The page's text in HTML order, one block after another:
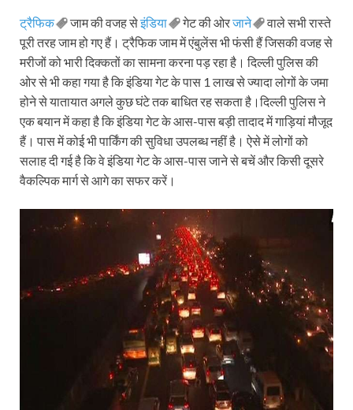
ट्रैफिक जाम की वजह सेइंडिया गेट की ओरजाने
वाले सभी रास्ते
पूरी तरह जाम हो गए हैं। ट्रैफिक जाम में एंबुलेंस भी फंसी हैं जिसकी वजह से
मरीजों को भारी दिक्कतों का सामना करना पड़ रहा है। दिल्ली पुलिस की
ओर से भी कहा गया है कि इंडिया गेट के पास 1 लाख से ज्यादा लोगों के जमा
होने से यातायात अगले कुछ घंटे तक बाधित रह सकता है।दिल्ली पुलिस ने
एक बयान में कहा है कि इंडिया गेट के आस-पास बड़ी तादाद में गाड़ियां मौजूद
हैं। पास में कोई भी पार्किंग की सुविधा उपलब्ध नहीं है। ऐसे में लोगों को
सलाह दी गई है कि वे इंडिया गेट के आस-पास जाने से बचें और किसी दूसरे
वैकल्पिक मार्ग से आगे का सफर करें।